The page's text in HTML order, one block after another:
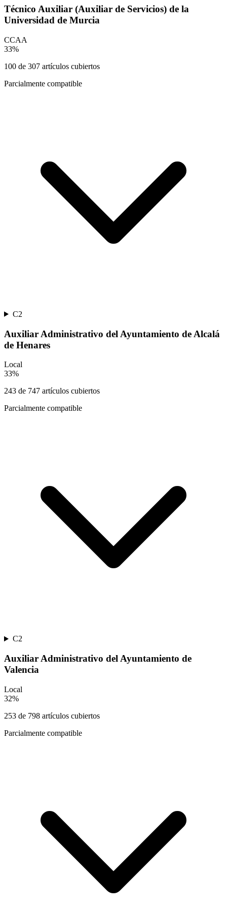
Técnico Auxiliar (Auxiliar de Servicios) de la
Universidad de Murcia
CCAA
33%
100 de 307 artículos cubiertos
Parcialmente compatible
C2
Auxiliar Administrativo del Ayuntamiento de Alcalá
de Henares
Local
33%
243 de 747 artículos cubiertos
Parcialmente compatible
C2
Auxiliar Administrativo del Ayuntamiento de
Valencia
Local
32%
253 de 798 artículos cubiertos
Parcialmente compatible